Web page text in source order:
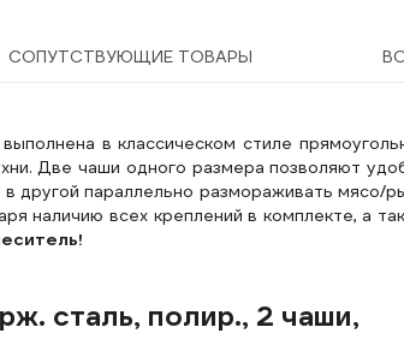
СОПУТСТВУЮЩИЕ ТОВАРЫ
в классическом стиле
Две чаши одного размера позволяют
другой параллельно размораживать мясо/
наличию всех креплений в комплекте, а
сталь, полир., 2 чаши,